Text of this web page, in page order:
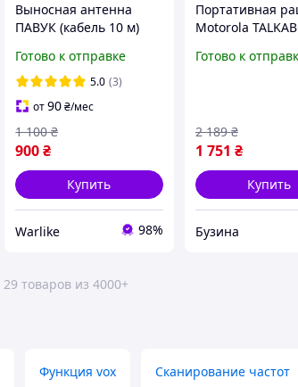
Выносная антенна
ПАВУК (кабель 10 м)
серии DP
Двухдиапазонная
VHF/UHF улучшение
связи в 2-3
Готово к отправке
5.0 (3)
от90₴/мес
900₴
1 100 ₴
Купить
Warlike 98%
Портативная
Motorola
Готово к
1 751 ₴
2 189 ₴
Купить
Бузина
товаров из 4000+
Функция vox Сканирование частот